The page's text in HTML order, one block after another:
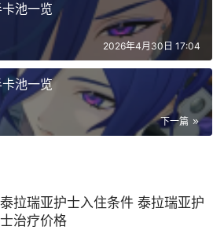
池一览
2026年4月30日 17:04
池一览
下一篇
泰拉瑞亚护士入住条件 泰拉瑞亚护
士治疗价格